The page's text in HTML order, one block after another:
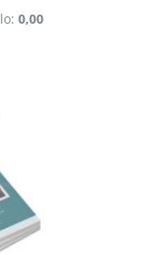
0,00